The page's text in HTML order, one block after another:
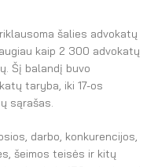
šalies advokatų
kaip 2 300 advokatų
Šį balandį buvo
taryba, iki 17-os
sąrašas.
darbo, konkurencijos,
šeimos teisės ir kitų